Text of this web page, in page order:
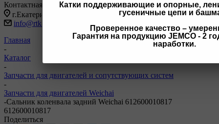
Катки поддерживающие и опорные,
гусеничные цепи и
Проверенное качество –
Гарантия на продукцию JEMCO - 2
наработки.
Контактная информация
г.Екатеринбург, ул Черняховского 86 корп 9/3
info@rtk-parts.ru
Главная
-
Каталог
-
Запчасти для двигателей и сопутствующих систем
-
Запчасти для двигателей Weichai
-Сальник коленвала задний Weichai 612600010817
612600010817
Поделиться